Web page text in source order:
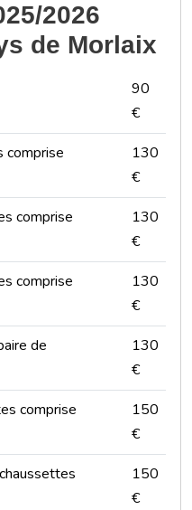
2026
de Morlaix
90
€
comprise
130
€
comprise
130
€
comprise
130
€
de
130
€
comprise
150
€
150
€